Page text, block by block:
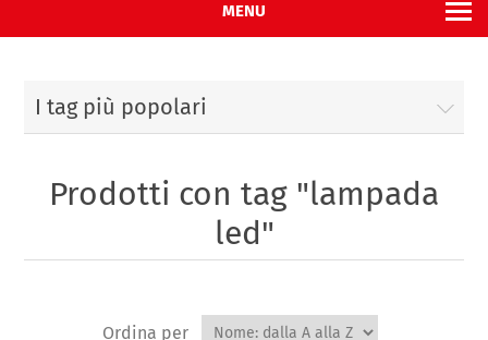
MENU
I tag più popolari
Prodotti con tag "lampada
led"
Ordina per